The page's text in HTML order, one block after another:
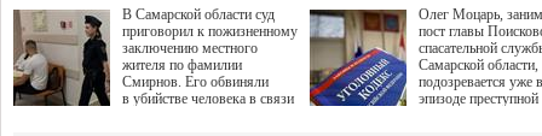
В Самарской области суд
приговорил к пожизненному
заключению местного
жителя по фамилии
Смирнов. Его обвиняли
в убийстве человека в связи
Олег Моцарь,
пост главы
спасательной
Самарской области,
подозревается уже
эпизоде преступной